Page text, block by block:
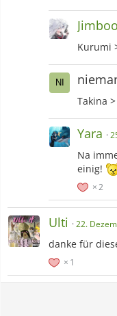
Kurumi
Takina
Yara
Na
einig!
2
Ulti 22.
danke für
1